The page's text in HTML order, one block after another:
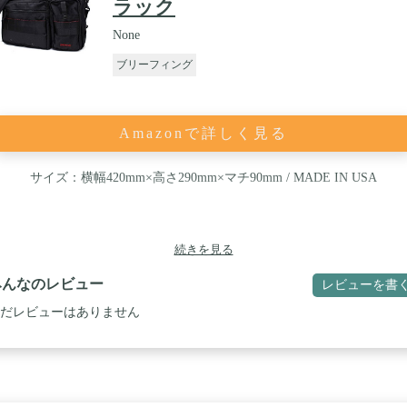
ラック
None
ブリーフィング
Amazonで詳しく見る
サイズ：横幅420mm×高さ290mm×マチ90mm / MADE IN USA
続きを見る
なのレビュー レビューを書
レビューはありません